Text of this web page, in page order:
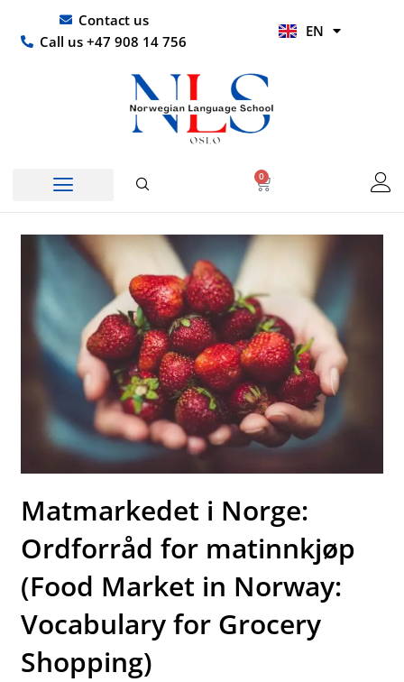
content
Contact us
Call us +47 908 14 756
EN
HI
0
Basket
Matmarkedet i Norge:
Ordforråd for matinnkjøp
(Food Market in Norway:
Vocabulary for Grocery
Shopping)